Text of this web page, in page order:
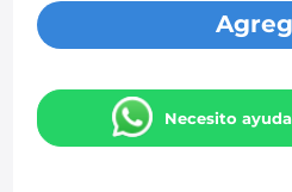
Necesito